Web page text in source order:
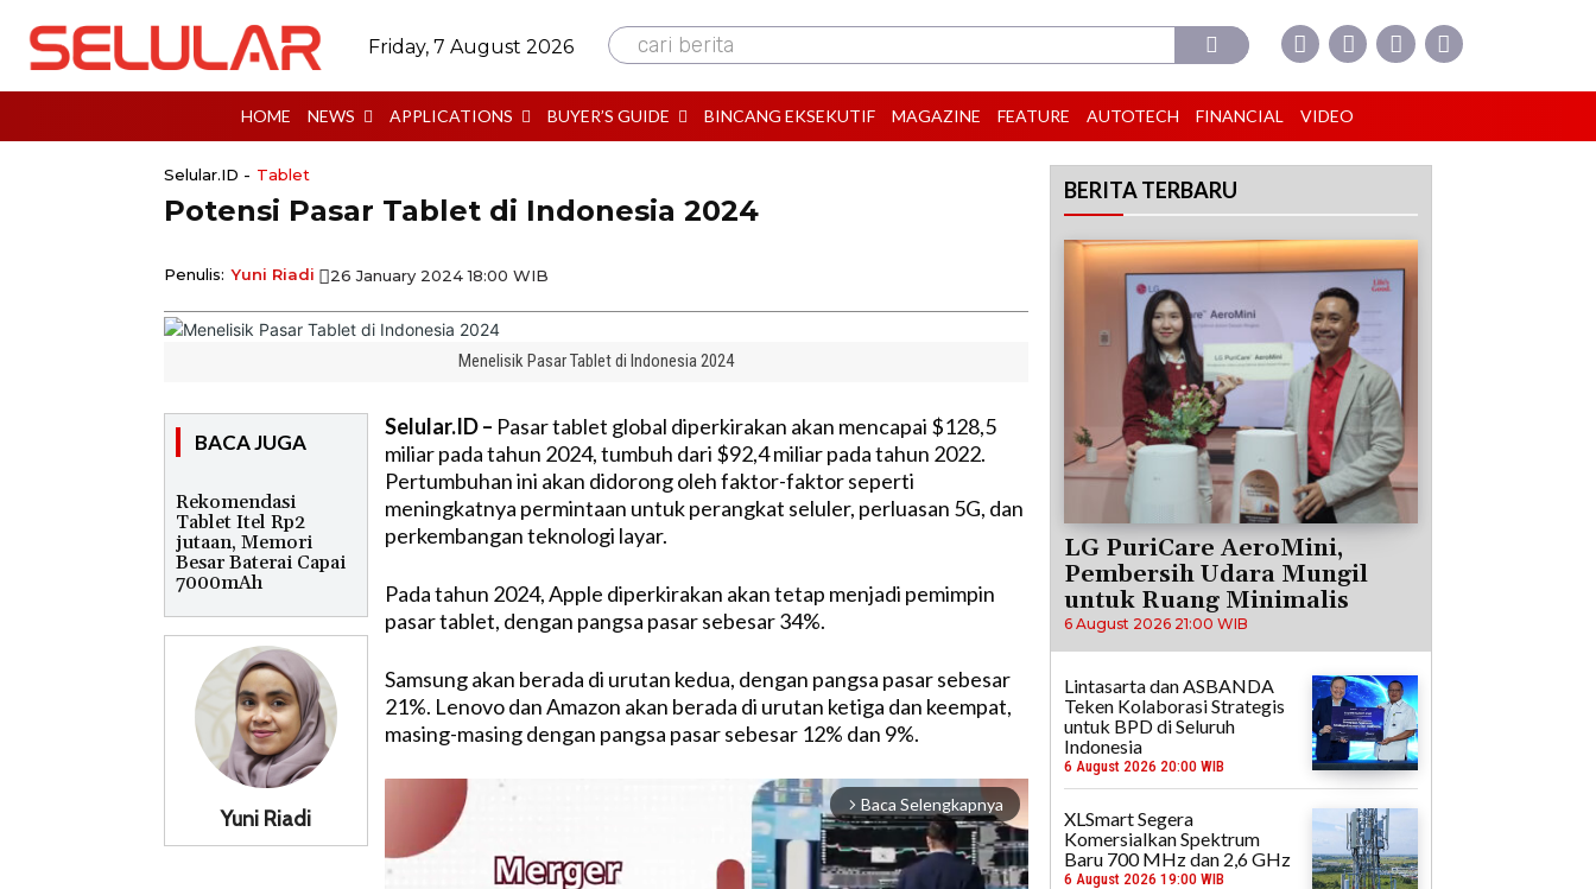
Friday, 7 August 2026 cari berita
HOME NEWS APPLICATIONS BUYER’S GUIDE BINCANG EKSEKUTIF MAGAZINE FEATURE AUTOTECH FINANCIAL VIDEO
Selular.ID - Tablet
Potensi Pasar Tablet di Indonesia 2024
Penulis: Yuni Riadi 26 January 2024 18:00 WIB
Menelisik Pasar Tablet di Indonesia 2024
BACA JUGA
Rekomendasi
Tablet Itel Rp2
jutaan, Memori
Besar Baterai Capai
7000mAh
Yuni Riadi
Selular.ID – Pasar tablet global diperkirakan akan mencapai $128,5
miliar pada tahun 2024, tumbuh dari $92,4 miliar pada tahun 2022.
Pertumbuhan ini akan didorong oleh faktor-faktor seperti
meningkatnya permintaan untuk perangkat seluler, perluasan 5G, dan
perkembangan teknologi layar.
Pada tahun 2024, Apple diperkirakan akan tetap menjadi pemimpin
pasar tablet, dengan pangsa pasar sebesar 34%.
Samsung akan berada di urutan kedua, dengan pangsa pasar sebesar
21%. Lenovo dan Amazon akan berada di urutan ketiga dan keempat,
masing-masing dengan pangsa pasar sebesar 12% dan 9%.
arrow_forward_ios Baca Selengkapnya
BERITA TERBARU
LG PuriCare AeroMini,
Pembersih Udara Mungil
untuk Ruang Minimalis
6 August 2026 21:00 WIB
Lintasarta dan ASBANDA
Teken Kolaborasi Strategis
untuk BPD di Seluruh
Indonesia
6 August 2026 20:00 WIB
XLSmart Segera
Komersialkan Spektrum
Baru 700 MHz dan 2,6 GHz
6 August 2026 19:00 WIB